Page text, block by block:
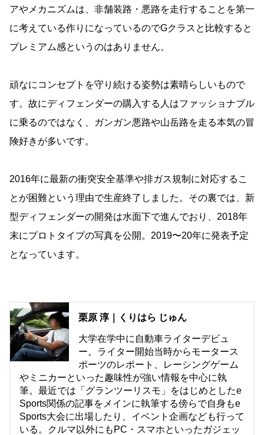
アやメカニズムは、非舗装路・悪路を走行することを第一
に考えている作りになっているのでGクラスと比較すると
プレミアム感というのはありません。
頑なにコンセプトを守り続ける姿勢は素晴らしいもので
す。故にディフェンダーの購入する人はファッショナブル
に乗るのではなく、ガンガン悪路や山岳路を走る本気の冒
険好きが多いです。
2016年に最新の衝突安全基準や排ガス規制に対応するこ
とが困難という理由で生産終了しました。その裏では、新
型ディフェンダーの開発は水面下で進んでおり、2018年
末にプロトタイプの写真を公開。2019〜20年に発表予定
となっています。
栗原 淳｜くりはら じゅん
大学在学中に自動車ライターデビュ
ー。ライター開始当時からモータース
ポーツのレポート、レーシングゲーム
やミニカーといった趣味性が強い情報を中心に執
筆。最近では「グランツーリスモ」をはじめとしたe
Sports関係の記事をメインに執筆する傍らで自身もe
Sports大会に出場したり、イベント企画なども行って
いる。クルマ以外にもPC・スマホといったガジェッ